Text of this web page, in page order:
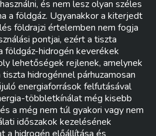
és nem lesz olyan széles
a földgáz. Ugyanakkor a kiterjedt
földrajzi értelemben nem fogja
pontjai, ezért a tiszta
földgáz-hidrogén keverékek
lehetőségek rejlenek, amelynek
hidrogénnel párhuzamosan
energiaforrások felfutásával
többletkínálat még kisebb
a még nem túl gyakori vagy nem
időszakok kezelésének